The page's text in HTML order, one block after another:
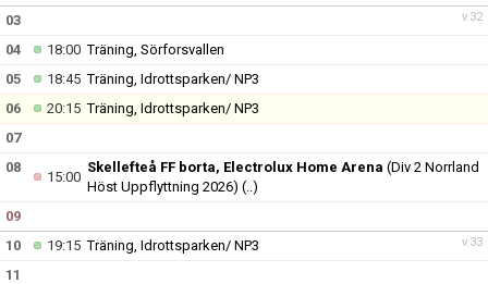
v.32
03
04
18:00Träning, Sörforsvallen
05
18:45Träning, Idrottsparken/ NP3
06
20:15Träning, Idrottsparken/ NP3
07
08
15:00
Skellefteå FF borta, Electrolux Home Arena (Div 2 Norrland
Höst Uppflyttning 2026) (..)
09
v.33
10 19:15Träning, Idrottsparken/ NP3
11